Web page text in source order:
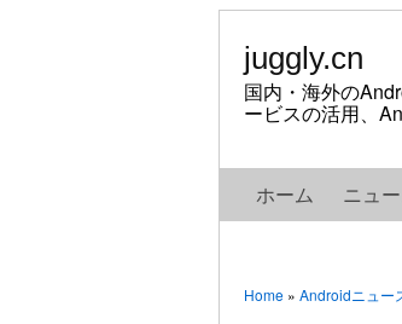
juggly.cn
国内・海外の
ービスの活用、
ホーム ニュ
Home » Androidニュー